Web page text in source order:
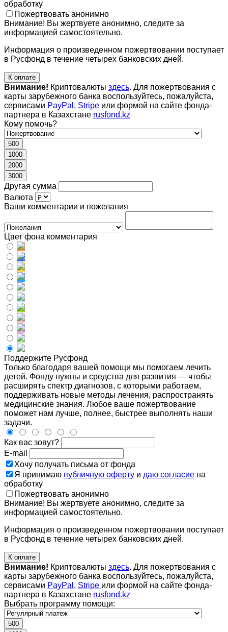
обработку
Пожертвовать анонимно
Внимание! Вы жертвуете анонимно, следите за
информацией самостоятельно.
Информация о произведенном пожертвовании поступает
в Русфонд в течение четырех банковских дней.
К оплате
Внимание! Криптовалюты здесь. Для пожертвования с
карты зарубежного банка воспользуйтесь, пожалуйста,
сервисами PayPal , Stripe или формой на сайте фонда-
партнера в Казахстане rusfond.kz
Кому помочь?
500
1000
2000
3000
Другая сумма
Валюта
Ваши комментарии и пожелания
Цвет фона комментария
Поддержите Русфонд
Только благодаря вашей помощи мы помогаем лечить
детей. Фонду нужны и средства для развития — чтобы
расширять спектр диагнозов, с которыми работаем,
поддерживать новые методы лечения, распространять
медицинские знания. Любое ваше пожертвование
поможет нам лучше, полнее, быстрее выполнять наши
задачи.
Как вас зовут?
E-mail
Хочу получать письма от фонда
Я принимаю публичную оферту и даю согласие на
обработку
Пожертвовать анонимно
Внимание! Вы жертвуете анонимно, следите за
информацией самостоятельно.
Информация о произведенном пожертвовании поступает
в Русфонд в течение четырех банковских дней.
К оплате
Внимание! Криптовалюты здесь. Для пожертвования с
карты зарубежного банка воспользуйтесь, пожалуйста,
сервисами PayPal , Stripe или формой на сайте фонда-
партнера в Казахстане rusfond.kz
Выбрать программу помощи:
500